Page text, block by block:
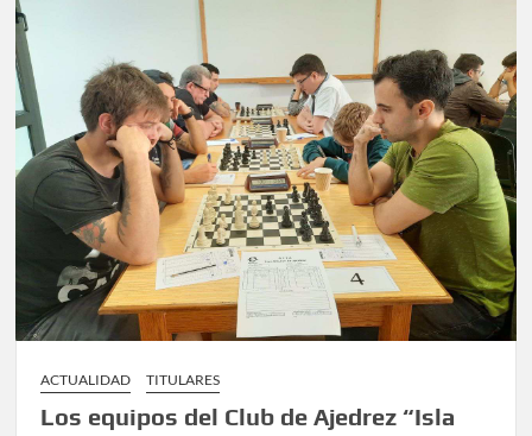
ACTUALIDAD TITULARES
Los equipos del Club de Ajedrez “Isla